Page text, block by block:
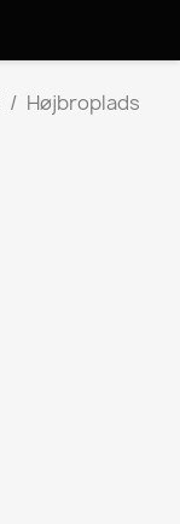
Højbroplads